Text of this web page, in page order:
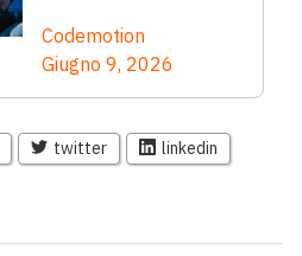
Codemotion
Giugno 9, 2026
twitter linkedin